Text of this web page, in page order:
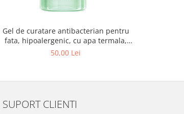
Gel de curatare antibacterian pentru
fata, hipoalergenic, cu apa termala,
Normacne
50,00 Lei
SUPORT CLIENTI